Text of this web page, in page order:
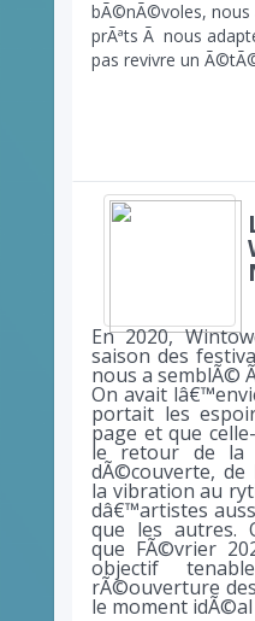
bÃ©nÃ©voles, nous
prÃªts Ã nous
pas revivre un
En 2020,
saison des
nous a semblÃ©
On avait
portait les
page et que
le retour de la
dÃ©couverte, de
la vibration au
dâ€™artistes
que les autres.
que FÃ©vrier
objectif
rÃ©ouverture
le moment